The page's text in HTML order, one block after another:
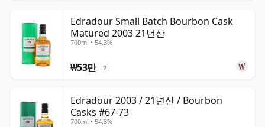
Edradour Small Batch Bourbon Cask
Matured 2003 21년산
700ml • 54.3%
₩53만 ?
Edradour 2003 / 21년산 / Bourbon
Casks #67-73
700ml • 54.3%